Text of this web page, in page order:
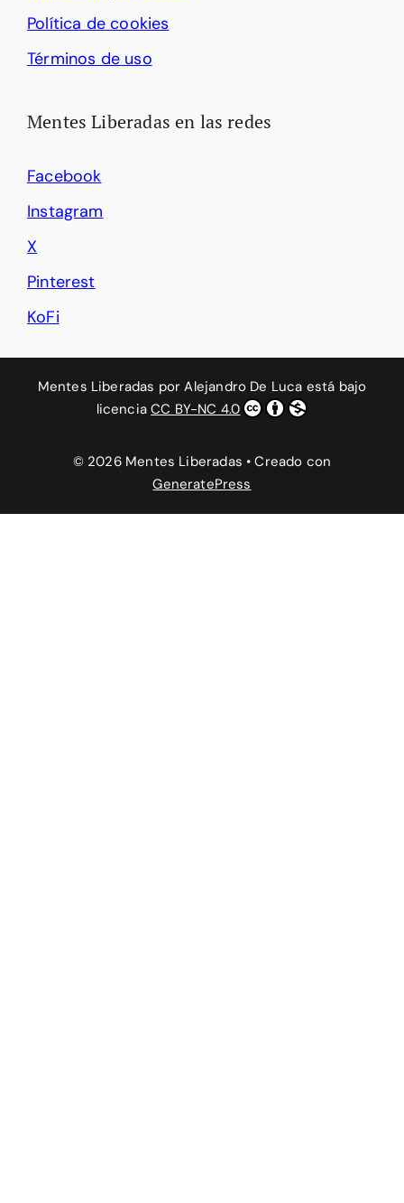
Política de cookies
Términos de uso
Mentes Liberadas en las redes
Facebook
Instagram
X
Pinterest
KoFi
Mentes Liberadas porAlejandro De Luca está bajo
licenciaCC BY-NC 4.0
© 2026 Mentes Liberadas • Creado con
GeneratePress